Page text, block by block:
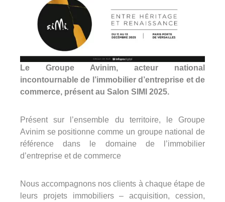
Actualités
Ensemble en confiance
Groupe Avinim
Le Groupe Avinim, acteur national
incontournable de l’immobilier d’entreprise et de
commerce, présent au Salon SIMI 2025.
Présent sur l’ensemble du territoire, le Groupe
Avinim se positionne comme un groupe national de
référence dans le domaine de l’immobilier
d’entreprise et de commerce
Nous accompagnons nos clients à chaque étape de
leurs projets immobiliers – acquisition, cession,